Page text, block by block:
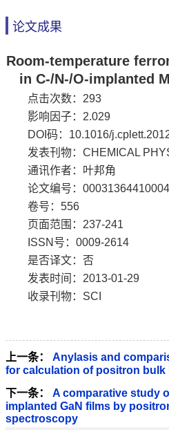
论文成果
Room-temperature
in C-/N-/O-implanted
点击次数： 293
影响因子：2.029
DOI码：10.1016/
发表刊物：CHEMICAL
通讯作者：叶邦角
论文编号：
卷号：556
页面范围：237-241
ISSN号：0009-2614
是否译文：否
发表时间：2013-01-29
收录刊物：SCI
上一条：
Anylasis and
for calculation of positron bulk
下一条：
A comparative study
implanted GaN films by
spectroscopy